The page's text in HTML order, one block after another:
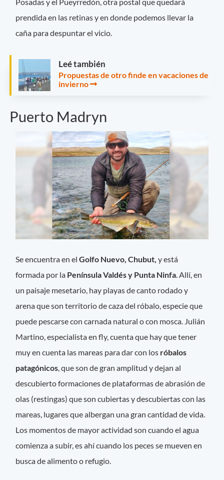
prendida en las retinas y en donde podemos llevar la
caña para despuntar el vicio.
Leé también
Propuestas de otro finde en vacaciones de
invierno
Puerto Madryn
Se encuentra en el Golfo Nuevo, Chubut, y está
formada por la Península Valdés y Punta Ninfa. Allí, en
un paisaje mesetario, hay playas de canto rodado y
arena que son territorio de caza del róbalo, especie que
puede pescarse con carnada natural o con mosca. Julián
Martino, especialista en fly, cuenta que hay que tener
muy en cuenta las mareas para dar con los róbalos
patagónicos, que son de gran amplitud y dejan al
descubierto formaciones de plataformas de abrasión de
olas (restingas) que son cubiertas y descubiertas con las
mareas, lugares que albergan una gran cantidad de vida.
Los momentos de mayor actividad son cuando el agua
comienza a subir, es ahí cuando los peces se mueven en
busca de alimento o refugio.